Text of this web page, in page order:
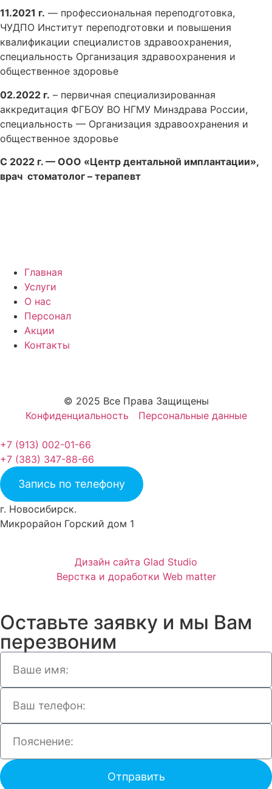
11.2021 г. — профессиональная переподготовка,
ЧУДПО Институт переподготовки и повышения
квалификации специалистов здравоохранения,
специальность Организация здравоохранения и
общественное здоровье
02.2022 г. – первичная специализированная
аккредитация ФГБОУ ВО НГМУ Минздрава России,
специальность — Организация здравоохранения и
общественное здоровье
С 2022 г. — ООО «Центр дентальной имплантации»,
врач стоматолог – терапевт
Главная
Услуги
О нас
Персонал
Акции
Контакты
© 2025 Все Права Защищены
Конфиденциальность
Персональные данные
+7 (913) 002-01-66
+7 (383) 347-88-66
Запись по телефону
г. Новосибирск.
Микрорайон Горский дом 1
Дизайн сайта Glad Studio
Верстка и доработки Web matter
Оставьте заявку и мы Вам
перезвоним
Отправить